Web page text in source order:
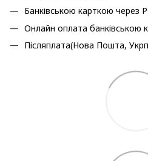
Банківською карткою через
Онлайн оплата банківською
Післяплата(Нова Пошта,